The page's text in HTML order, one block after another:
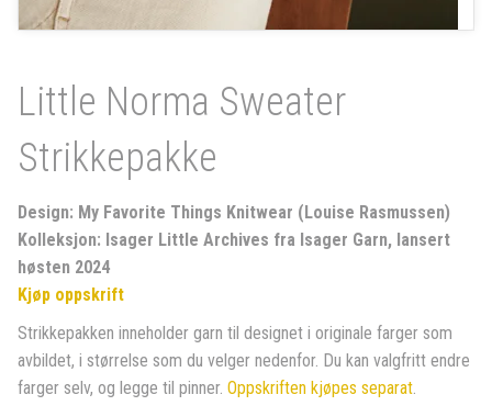
Little Norma Sweater
Strikkepakke
Design: My Favorite Things Knitwear (Louise Rasmussen)
Kolleksjon: Isager Little Archives fra Isager Garn, lansert
høsten 2024
Kjøp oppskrift
Strikkepakken inneholder garn til designet i originale farger som
avbildet, i størrelse som du velger nedenfor. Du kan valgfritt endre
farger selv, og legge til pinner. Oppskriften kjøpes separat.